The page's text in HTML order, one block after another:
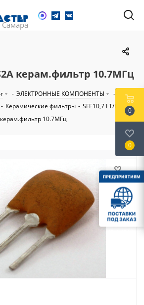
керам.фильтр 10.7МГц
- ЭЛЕКТРОННЫЕ КОМПОНЕНТЫ
-
- Керамические фильтры - SFE10,7 LT/MS2A
керам.фильтр 10.7МГц
0
0